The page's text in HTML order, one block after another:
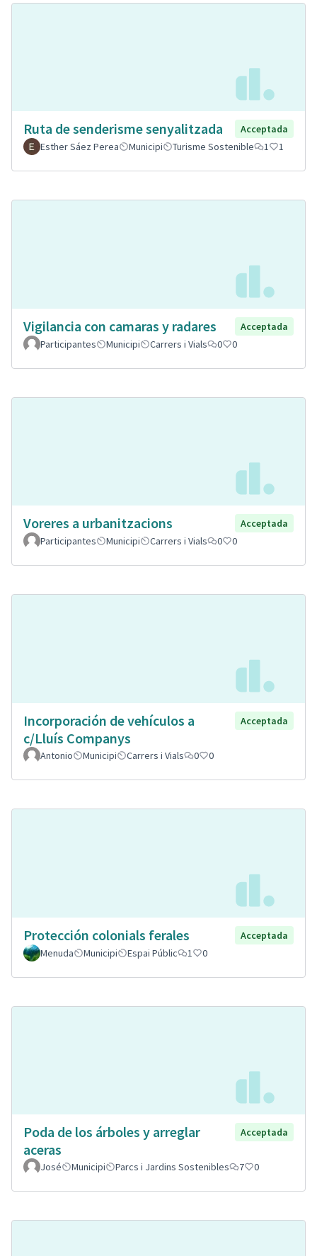
Ruta de senderisme senyalitzada
Acceptada
Esther Sáez Perea
Municipi Turisme Sostenible 1 1
Vigilancia con camaras y radares
Acceptada
Participantes
Municipi Carrers i Vials 0 0
Voreres a urbanitzacions
Acceptada
Participantes
Municipi Carrers i Vials 0 0
Incorporación de vehículos a
c/Lluís Companys
Acceptada
Antonio Municipi Carrers i Vials 0 0
Protección colonials ferales
Acceptada
Menuda
Municipi Espai Públic 1 0
Poda de los árboles y arreglar
aceras
Acceptada
José Municipi Parcs i Jardins Sostenibles 7 0